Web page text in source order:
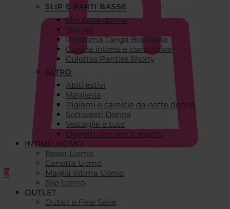
0
SLIP E PARTI BASSE
Slip bassi donna
Slip alti
Perizoma Tanga Brasiliane
Guaine intime e contenitive
Culottes Panties Shorty
ALTRO
Abiti estivi
Maglieria
Pigiami e camicie da notte donna
Sottovesti Donna
Vestaglie e tute
Oggetti che non ti aspetti
INTIMO UOMO
Boxer Uomo
Canotta Uomo
Maglia intima Uomo
Slip Uomo
OUTLET
Outlet e Fine Serie